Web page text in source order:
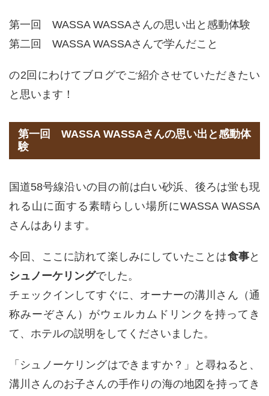
第一回 WASSA WASSAさんの思い出と感動体験
第二回 WASSA WASSAさんで学んだこと
の2回にわけてブログでご紹介させていただきたい
と思います！
第一回 WASSA WASSAさんの思い出と感動体
験
国道58号線沿いの目の前は白い砂浜、後ろは蛍も現
れる山に面する素晴らしい場所にWASSA WASSA
さんはあります。
今回、ここに訪れて楽しみにしていたことは食事と
シュノーケリングでした。
チェックインしてすぐに、オーナーの溝川さん（通
称みーぞさん）がウェルカムドリンクを持ってき
て、ホテルの説明をしてくださいました。
「シュノーケリングはできますか？」と尋ねると、
溝川さんのお子さんの手作りの海の地図を持ってき